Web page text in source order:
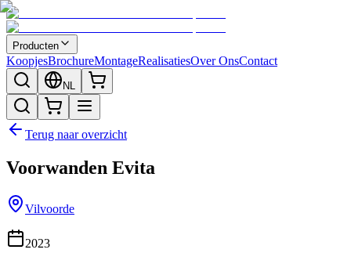
Producten
KoopjesBrochureMontageRealisatiesOver OnsContact
NL
Terug naar overzicht
Voorwanden Evita
Vilvoorde
2023